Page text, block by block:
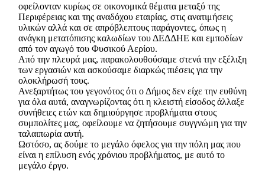
οφείλονταν κυρίως σε οικονομικά θέματα μεταξύ της
Περιφέρειας και της αναδόχου εταιρίας, στις ανατιμήσεις
υλικών αλλά και σε απρόβλεπτους παράγοντες, όπως η
ανάγκη μετατόπισης καλωδίων του ΔΕΔΔΗΕ και εμποδίων
από τον αγωγό του Φυσικού Αερίου.
Από την πλευρά μας, παρακολουθούσαμε στενά την εξέλιξη
των εργασιών και ασκούσαμε διαρκώς πιέσεις για την
ολοκλήρωσή τους.
Ανεξαρτήτως του γεγονότος ότι ο Δήμος δεν είχε την ευθύνη
για όλα αυτά, αναγνωρίζοντας ότι η κλειστή είσοδος άλλαξε
συνήθειες ετών και δημιούργησε προβλήματα στους
συμπολίτες μας, οφείλουμε να ζητήσουμε συγγνώμη για την
ταλαιπωρία αυτή.
Ωστόσο, ας δούμε το μεγάλο όφελος για την πόλη μας που
είναι η επίλυση ενός χρόνιου προβλήματος, με αυτό το
μεγάλο έργο.